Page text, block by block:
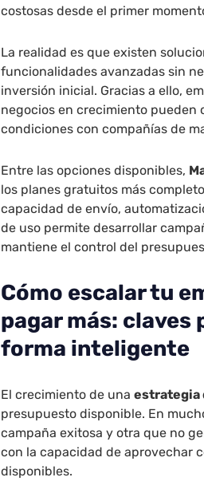
costosas desde el primer
La realidad es que existen
funcionalidades avanzadas sin
inversión inicial. Gracias a ello,
negocios en crecimiento pueden
condiciones con compañías de
Entre las opciones disponibles,
los planes gratuitos más
capacidad de envío,
de uso permite desarrollar
mantiene el control del
Cómo escalar tu
pagar más: claves
forma inteligente
El crecimiento de unaestrategia
presupuesto disponible. En
campaña exitosa y otra que no
con la capacidad de aprovechar
disponibles.